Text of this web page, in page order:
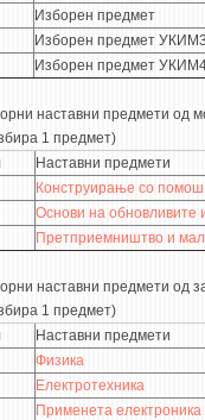
Изборен предмет
Изборен предмет УКИМ3
Изборен предмет
наставни предмети од
1 предмет)
Наставни предмети
Конструирање со помош
Основи на обновливите
Претприемништво и
наставни предмети од
1 предмет)
Наставни предмети
Физика
Електротехника
Применета електроника